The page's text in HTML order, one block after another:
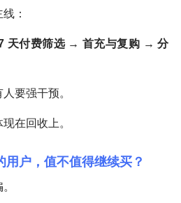
：
天付费筛选 → 首充与复购 → 分
要强干预。
在回收上。
户，值不值得继续买？